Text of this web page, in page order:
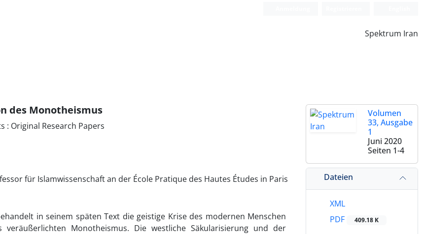
Spektrum Iran
des Monotheismus
: Original Research Papers
für Islamwissenschaft an der École Pratique des Hautes Études in Paris
in seinem späten Text die geistige Krise des modernen Menschen
veräußerlichten Monotheismus. Die westliche Säkularisierung und der
Volumen
33, Ausgabe
1
Juni 2020
Seiten 1-4
Dateien
XML
PDF
409.18 K